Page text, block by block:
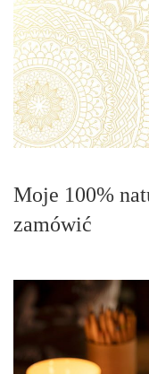
Moje 100%
zamówić